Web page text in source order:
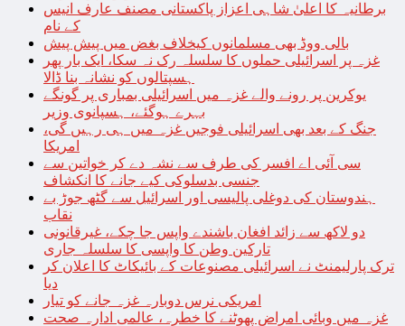
برطانیہ کا اعلیٰ شاہی اعزاز پاکستانی مصنف عارف انیس
کے نام
بالی ووڈ بھی مسلمانوں کیخلاف بغض میں پیش پیش
غزہ پر اسرائیلی حملوں کا سلسلہ رک نہ سکا، ایک بار پھر
ہسپتالوں کو نشانہ بنا ڈالا
یوکرین پر رونے والے غزہ میں اسرائیلی بمباری پر گونگے
بہرے ہوگئے، ہسپانوی وزیر
جنگ کے بعد بھی اسرائیلی فوجیں غزہ میں ہی رہیں گی،
امریکا
سی آئی اے افسر کی طرف سے نشہ دے کر خواتین سے
جنسی بدسلوکی کیے جانے کا انکشاف
ہندوستان کی دوغلی پالیسی اور اسرائیل سے گٹھ جوڑ بے
نقاب
دو لاکھ سے زائد افغان باشندے واپس جا چکے، غیرقانونی
تارکین وطن کا واپسی کا سلسلہ جاری
ترک پارلیمنٹ نے اسرائیلی مصنوعات کے بائیکاٹ کا اعلان کر
دیا
امریکی نرس دوبارہ غزہ جانے کو تیار
غزہ میں وبائی امراض پھوٹنے کا خطرہ، عالمی ادارہ صحت